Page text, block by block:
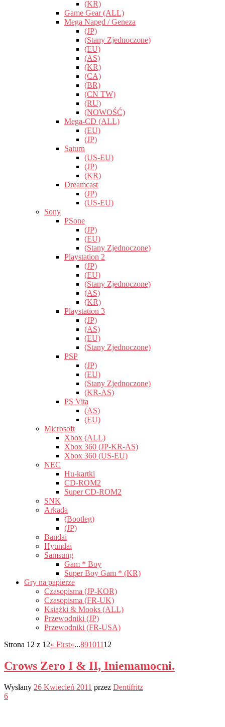
(KR)
Game Gear (ALL)
Mega Napęd / Geneza
(JP)
(Stany Zjednoczone)
(EU)
(AS)
(KR)
(CA)
(BR)
(CN TW)
(RU)
(NOWOŚĆ)
Mega-CD (ALL)
(EU)
(JP)
Saturn
(US-EU)
(JP)
(KR)
Dreamcast
(JP)
(US-EU)
Sony
PSone
(JP)
(EU)
(Stany Zjednoczone)
Playstation 2
(JP)
(EU)
(Stany Zjednoczone)
(AS)
(KR)
Playstation 3
(JP)
(AS)
(EU)
(Stany Zjednoczone)
PSP
(JP)
(EU)
(Stany Zjednoczone)
(KR-AS)
PS Vita
(AS)
(EU)
Microsoft
Xbox (ALL)
Xbox 360 (JP-KR-AS)
Xbox 360 (US-EU)
NEC
Hu-kartki
CD-ROM2
Super CD-ROM2
SNK
Arkada
(Bootleg)
(JP)
Bandai
Hyundai
Samsung
Gam * Boy
Super Boy Gam * (KR)
Gry na papierze
Czasopisma (JP-KOR)
Czasopisma (FR-UK)
Książki & Mooks (ALL)
Przewodniki (JP)
Przewodniki (FR-USA)
Strona 12 z 12« First«...89101112
Crows Zero I & II, Iniemamocni.
Wysłany 26 Kwiecień 2011 przez Dentifritz
6